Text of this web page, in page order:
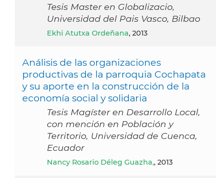
Tesis Master en Globalizacio,
Universidad del Pais Vasco, Bilbao
Ekhi Atutxa Ordeñana, 2013
Análisis de las organizaciones
productivas de la parroquia Cochapata
y su aporte en la construcción de la
economía social y solidaria
Tesis Magíster en Desarrollo Local,
con mención en Población y
Territorio, Universidad de Cuenca,
Ecuador
Nancy Rosario Déleg Guazha,, 2013